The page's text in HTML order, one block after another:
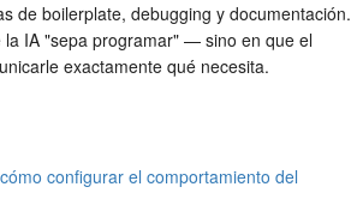
de boilerplate, debugging y documentación.
la IA "sepa programar" — sino en que el
exactamente qué necesita.
configurar el comportamiento del